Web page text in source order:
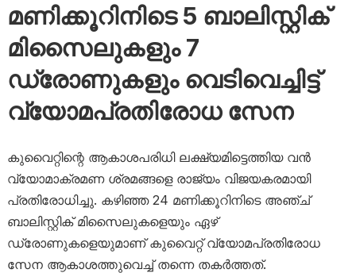
മണിക്കൂറിനിടെ 5 ബാലിസ്റ്റിക്
മിസൈലുകളും 7
ഡ്രോണുകളും വെടിവെച്ചിട്ട്
വ്യോമപ്രതിരോധ സേന
കുവൈറ്റിന്റെ ആകാശപരിധി ലക്ഷ്യമിട്ടെത്തിയ വൻ
വ്യോമാക്രമണ ശ്രമങ്ങളെ രാജ്യം വിജയകരമായി
പ്രതിരോധിച്ചു. കഴിഞ്ഞ 24 മണിക്കൂറിനിടെ അഞ്ച്
ബാലിസ്റ്റിക് മിസൈലുകളെയും ഏഴ്
ഡ്രോണുകളെയുമാണ് കുവൈറ്റ് വ്യോമപ്രതിരോധ
സേന ആകാശത്തുവെച്ച് തന്നെ തകർത്തത്.